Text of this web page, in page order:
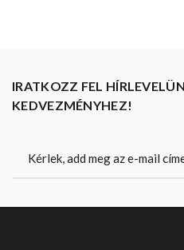
IRATKOZZ FEL
KEDVEZMÉNYHEZ!